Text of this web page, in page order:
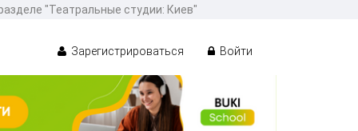
"Театральные студии: Киев"
Зарегистрироваться Войти